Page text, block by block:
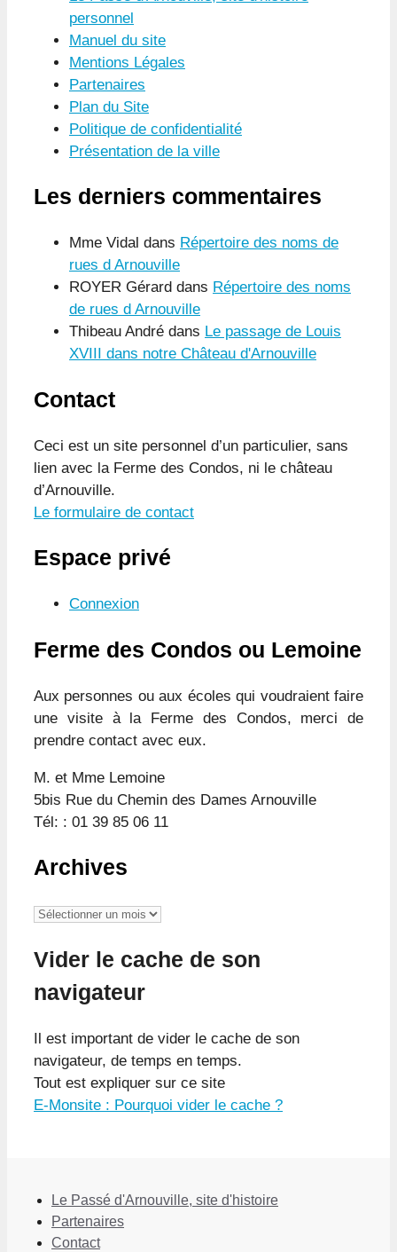
personnel
Manuel du site
Mentions Légales
Partenaires
Plan du Site
Politique de confidentialité
Présentation de la ville
Les derniers commentaires
Mme Vidal dans Répertoire des noms de
rues d Arnouville
ROYER Gérard dans Répertoire des noms
de rues d Arnouville
Thibeau André dans Le passage de Louis
XVIII dans notre Château d'Arnouville
Contact
Ceci est un site personnel d’un particulier, sans
lien avec la Ferme des Condos, ni le château
d’Arnouville.
Le formulaire de contact
Espace privé
Connexion
Ferme des Condos ou Lemoine
Aux personnes ou aux écoles qui voudraient faire
une visite à la Ferme des Condos, merci de
prendre contact avec eux.
M. et Mme Lemoine
5bis Rue du Chemin des Dames Arnouville
Tél: : 01 39 85 06 11
Archives
Archives
Vider le cache de son
navigateur
Il est important de vider le cache de son
navigateur, de temps en temps.
Tout est expliquer sur ce site
E-Monsite : Pourquoi vider le cache ?
Le Passé d'Arnouville, site d'histoire
Partenaires
Contact